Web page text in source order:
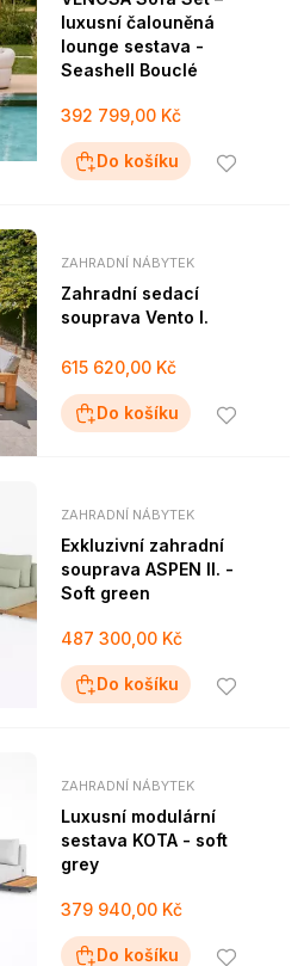
luxusní čalouněná
lounge sestava -
Seashell Bouclé
392 799,00 Kč
Do košíku
ZAHRADNÍ NÁBYTEK
Zahradní sedací
souprava Vento I.
615 620,00 Kč
Do košíku
ZAHRADNÍ NÁBYTEK
Exkluzivní zahradní
souprava ASPEN II. -
Soft green
487 300,00 Kč
Do košíku
ZAHRADNÍ NÁBYTEK
Luxusní modulární
sestava KOTA - soft
grey
379 940,00 Kč
Do košíku